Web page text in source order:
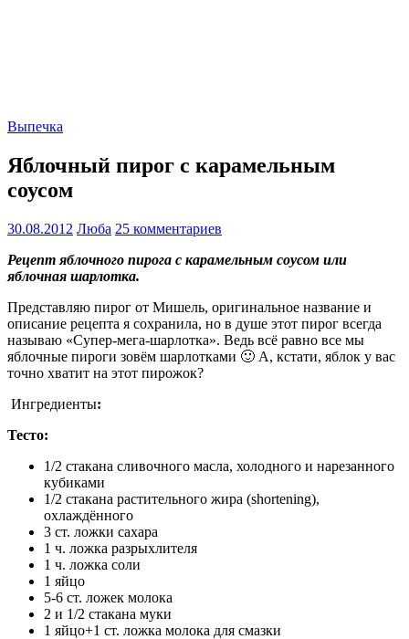
Выпечка
Яблочный пирог c карамельным
соусом
30.08.2012 Люба 25 комментариев
Рецепт яблочного пирога c карамельным соусом или
яблочная шарлотка.
Представляю пирог от Мишель, оригинальное название и
описание рецепта я сохранила, но в душе этот пирог всегда
называю «Супер-мега-шарлотка». Ведь всё равно все мы
яблочные пироги зовём шарлотками 🙂 А, кстати, яблок у вас
точно хватит на этот пирожок?
Ингредиенты:
Тесто:
1/2 стакана сливочного масла, холодного и нарезанного
кубиками
1/2 стакана растительного жира (shortening),
охлаждённого
3 ст. ложки сахара
1 ч. ложка разрыхлителя
1 ч. ложка соли
1 яйцо
5-6 ст. ложек молока
2 и 1/2 стакана муки
1 яйцо+1 ст. ложка молока для смазки